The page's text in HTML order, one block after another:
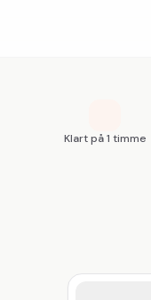
Klart på 1 timme